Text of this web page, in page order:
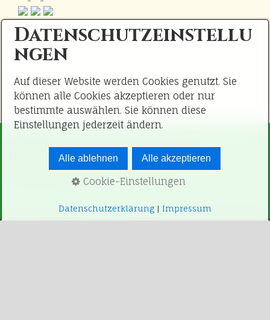
Datenschutz
© 2026 Tierbetreuung-On-Tour
Datenschutzeinstellu
ngen
Auf dieser Website werden Cookies genutzt. Sie
können alle Cookies akzeptieren oder nur
bestimmte auswählen. Sie können diese
Einstellungen jederzeit ändern.
Alle ablehnen Alle akzeptieren
Cookie-Einstellungen
Datenschutzerklärung| Impressum